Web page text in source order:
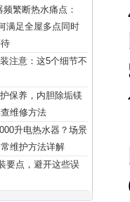
繁断热水痛点：
满足全屋多点同时
注意：这5个细节不
保养，内胆除垢镁
维修方法
升电热水器？场景
维护方法详解
要点，避开这些误